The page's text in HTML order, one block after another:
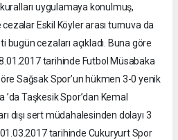
uygulamaya konulmuş,
cezalar Eskil Köyler arası turnuva da
cezaları açıkladı. Buna göre
tarihinde Futbol Müsabaka
Sağsak Spor’un hükmen 3-0 yenik
’da Taşkesik Spor’dan Kemal
dışı sert müdahalesinden dolayı 3
01.03.2017 tarihinde Cukuryurt Spor